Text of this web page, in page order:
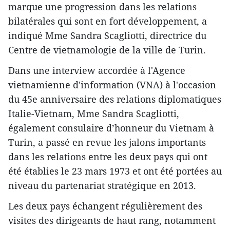
marque une progression dans les relations
bilatérales qui sont en fort développement, a
indiqué Mme Sandra Scagliotti, directrice du
Centre de vietnamologie de la ville de Turin.
Dans une interview accordée à l'Agence
vietnamienne d'information (VNA) à l'occasion
du 45e anniversaire des relations diplomatiques
Italie-Vietnam, Mme Sandra Scagliotti,
également consulaire d’honneur du Vietnam à
Turin, a passé en revue les jalons importants
dans les relations entre les deux pays qui ont
été établies le 23 mars 1973 et ont été portées au
niveau du partenariat stratégique en 2013.
Les deux pays échangent régulièrement des
visites des dirigeants de haut rang, notamment